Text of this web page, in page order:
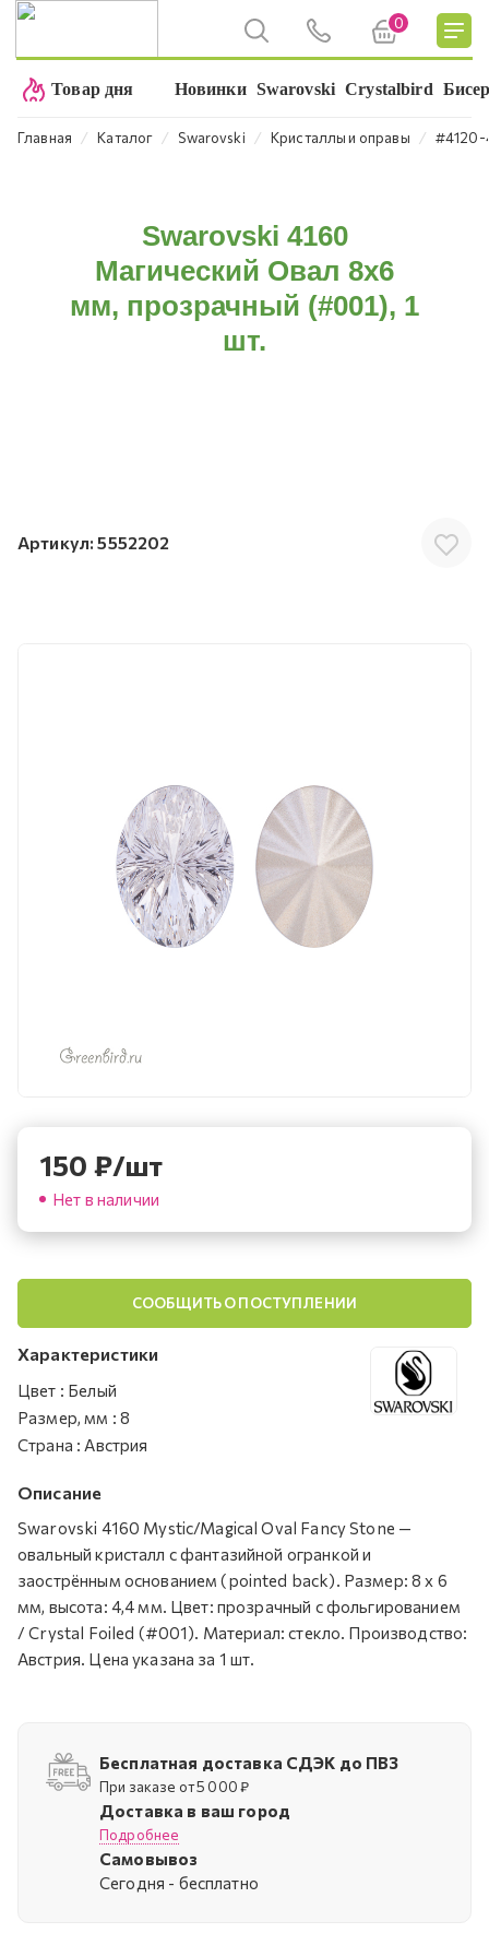
0
Товар дня Новинки Swarovski Crystalbird
Главная ⁄ Каталог ⁄ Swarovski ⁄ Кристаллы и оправы ⁄ #4120-
Swarovski 4160
Магический Овал 8х6
мм, прозрачный (#001), 1
шт.
Артикул: 5552202
150 ₽/шт
Нет в наличии
СООБЩИТЬ О ПОСТУПЛЕНИИ
Характеристики
Цвет : Белый
Размер, мм : 8
Страна : Австрия
Описание
Swarovski 4160 Mystic/Magical Oval Fancy Stone —
овальный кристалл с фантазийной огранкой и
заострённым основанием (pointed back). Размер: 8 х 6
мм, высота: 4,4 мм. Цвет: прозрачный с фольгированием
/ Crystal Foiled (#001). Материал: стекло. Производство:
Австрия. Цена указана за 1 шт.
Бесплатная доставка СДЭК до ПВЗ
При заказе от 5 000 ₽
Доставка в ваш город
Подробнее
Самовывоз
Cегодня - бесплатно